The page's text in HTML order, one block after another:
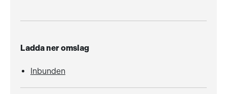
Ladda ner omslag
Inbunden